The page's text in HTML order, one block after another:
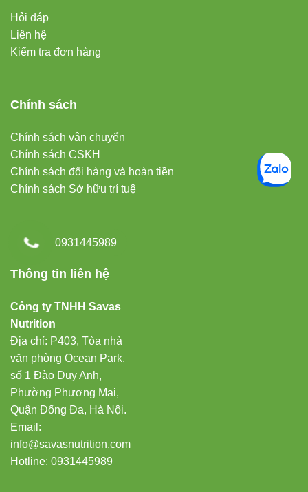
Hỏi đáp
Liên hệ
Kiểm tra đơn hàng
Chính sách
Chính sách vận chuyển
Chính sách CSKH
Chính sách đổi hàng và hoàn tiền
Chính sách Sở hữu trí tuệ
Thông tin liên hệ
Công ty TNHH Savas
Nutrition
Địa chỉ: P403, Tòa nhà
văn phòng Ocean Park,
số 1 Đào Duy Anh,
Phường Phương Mai,
Quận Đống Đa, Hà Nội.
Email:
info@savasnutrition.com
Hotline: 0931445989
0931445989